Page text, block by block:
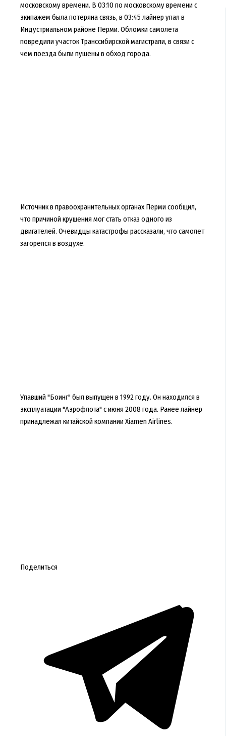
московскому времени. В 03:10 по московскому времени с
экипажем была потеряна связь, в 03:45 лайнер упал в
Индустриальном районе Перми. Обломки самолета
повредили участок Транссибирской магистрали, в связи с
чем поезда были пущены в обход города.
Источник в правоохранительных органах Перми сообщил,
что причиной крушения мог стать отказ одного из
двигателей. Очевидцы катастрофы рассказали, что самолет
загорелся в воздухе.
Упавший "Боинг" был выпущен в 1992 году. Он находился в
эксплуатации "Аэрофлота" с июня 2008 года. Ранее лайнер
принадлежал китайской компании Xiamen Airlines.
Поделиться